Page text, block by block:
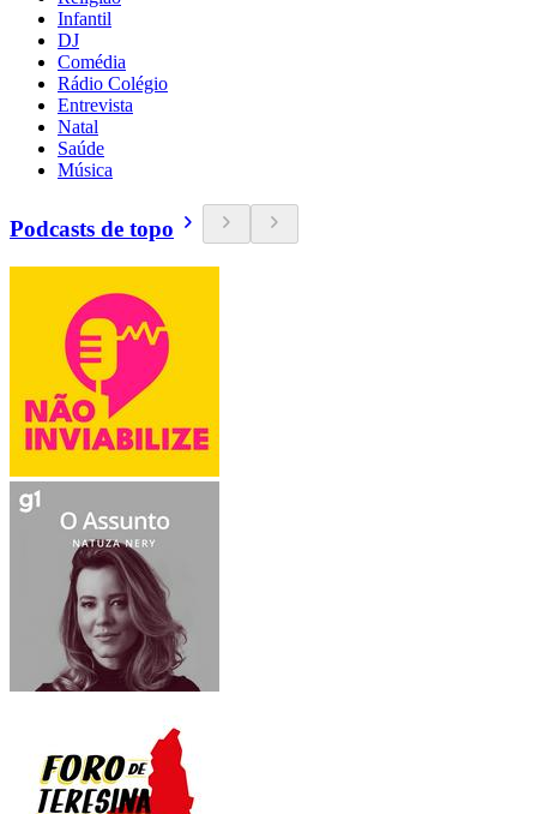
Infantil
DJ
Comédia
Rádio Colégio
Entrevista
Natal
Saúde
Música
Podcasts de topo